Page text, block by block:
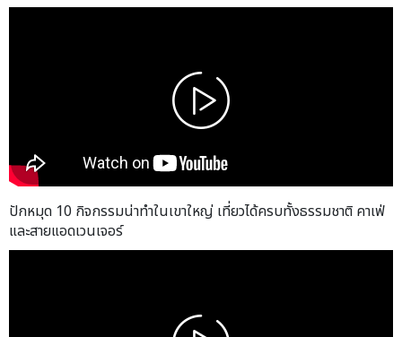
ปักหมุด 10 กิจกรรมน่าทำในเขาใหญ่ เที่ยวได้ครบทั้งธรรมชาติ คาเฟ่
และสายแอดเวนเจอร์